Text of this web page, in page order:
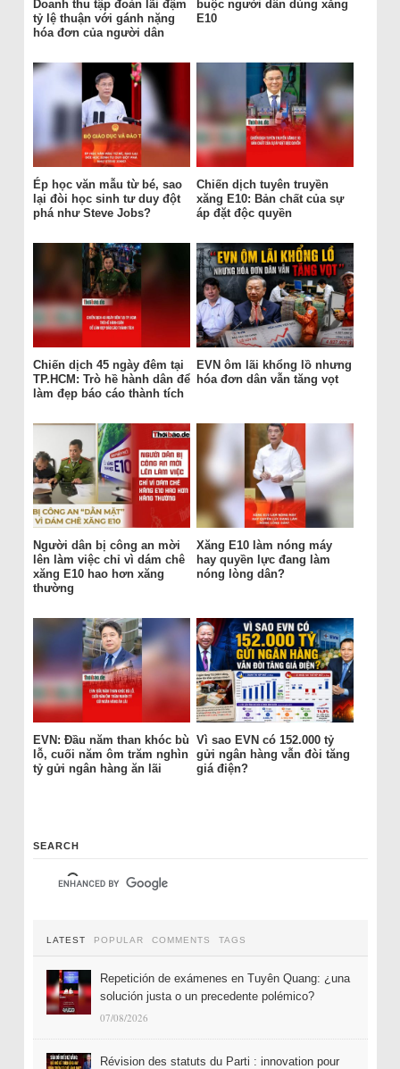
Doanh thu tập đoàn lãi đậm
tỷ lệ thuận với gánh nặng
hóa đơn của người dân
buộc người dân dùng xăng
E10
Ép học văn mẫu từ bé, sao
lại đòi học sinh tư duy đột
phá như Steve Jobs?
Chiến dịch tuyên truyền
xăng E10: Bản chất của sự
áp đặt độc quyền
Chiến dịch 45 ngày đêm tại
TP.HCM: Trò hề hành dân để
làm đẹp báo cáo thành tích
EVN ôm lãi khổng lồ nhưng
hóa đơn dân vẫn tăng vọt
Người dân bị công an mời
lên làm việc chỉ vì dám chê
xăng E10 hao hơn xăng
thường
Xăng E10 làm nóng máy
hay quyền lực đang làm
nóng lòng dân?
EVN: Đầu năm than khóc bù
lỗ, cuối năm ôm trăm nghìn
tỷ gửi ngân hàng ăn lãi
Vì sao EVN có 152.000 tỷ
gửi ngân hàng vẫn đòi tăng
giá điện?
SEARCH
LATEST POPULAR COMMENTS TAGS
Repetición de exámenes en Tuyên Quang: ¿una
solución justa o un precedente polémico?
07/08/2026
Révision des statuts du Parti : innovation pour